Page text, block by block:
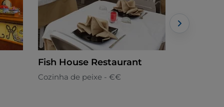
Fish House Restaurant
Cozinha de peixe - €€